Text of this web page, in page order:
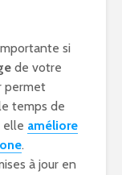
si
de votre
permet
temps de
elle améliore
.
à jour en